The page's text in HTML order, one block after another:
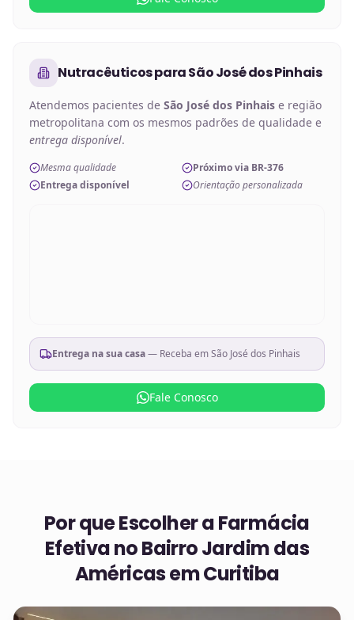
NutracêuticosparaSão José dos Pinhais
Atendemos pacientes de São José dos Pinhais e região
metropolitana com os mesmos padrões de qualidade e
entrega disponível.
Mesma qualidade
Próximo via BR-376
Entrega disponível
Orientação personalizada
Entrega na sua casa— Receba emSão José dos Pinhais
Fale Conosco
Por que Escolher a Farmácia
Efetiva noBairro Jardim das
Américas em Curitiba